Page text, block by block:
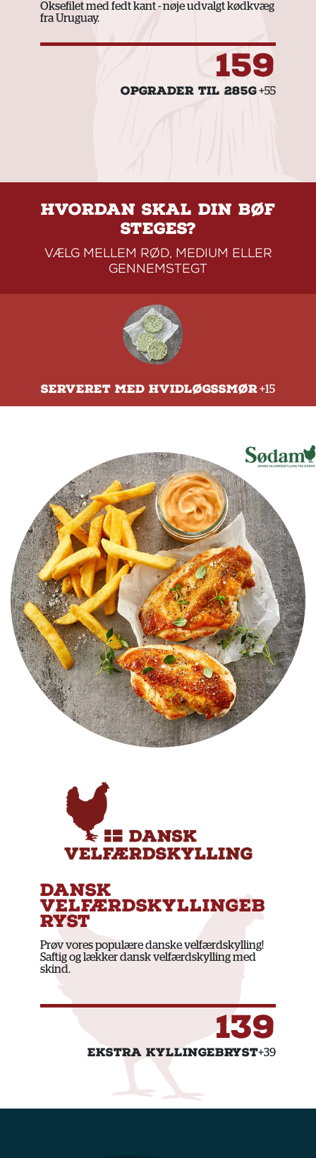
Oksefilet med fedt kant- nøje udvalgt kødkvæg
fra Uruguay.
159
OPGRADER TIL 285G+55
HVORDAN SKAL DIN BØF
STEGES?
VÆLG MELLEM RØD, MEDIUM ELLER
GENNEMSTEGT
SERVERET MED HVIDLØGSSMØR+15
DANSK
VELFÆRDSKYLLINGEB
RYST
Prøv vores populære danske velfærdskylling!
Saftig og lækker danskvelfærdskyllingmed
skind.
139
EKSTRA KYLLINGEBRYST+39